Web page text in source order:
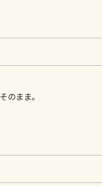
のまま。